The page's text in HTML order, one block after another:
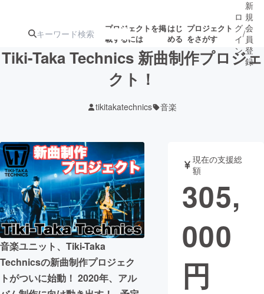
プロジェクトを掲
載するには
はじ
める
プロジェクト
をさがす
ジェクト
募集終了が近いプ
ロジェクト
アート・写真 音楽
テクノロジー・ガジェット ゲーム・サ
映像・映画
ビジネス・起業
まちづくり・地域活性化
ロ
グ
イ
ン
/
新
規
会
員
登
録
Tiki-Taka Technics 新曲制作プロジェ
クト！
tikitakatechnics 音楽
音楽ユニット、Tiki-Taka
Technicsの新曲制作プロジェク
トがついに始動！ 2020年、アル
現在の支援総
額
305,
000
円